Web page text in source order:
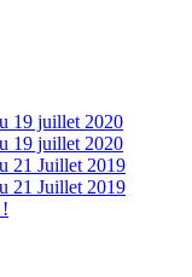
19 juillet 2020
19 juillet 2020
21 Juillet 2019
21 Juillet 2019